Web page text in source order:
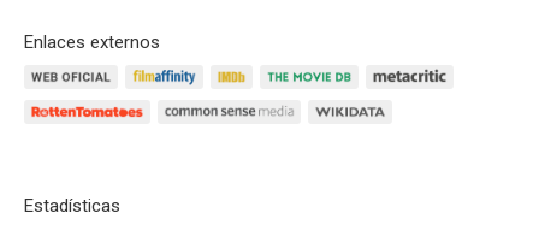
Enlaces externos
Estadísticas